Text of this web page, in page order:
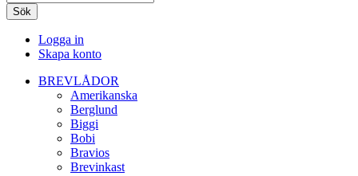
Sök
Logga in
Skapa konto
BREVLÅDOR
Amerikanska
Berglund
Biggi
Bobi
Bravios
Brevinkast